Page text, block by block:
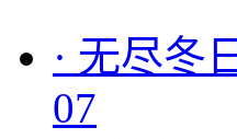
· 无尽冬
07